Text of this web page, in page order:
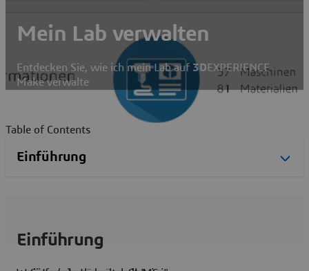
Mein Lab verwalten
Entdecken Sie, wie ich mein Lab auf 3DEXPERIENCE
Make verwalte
Table of Contents
Einführung